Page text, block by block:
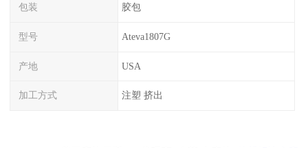
包装 胶包
型号 Ateva1807G
产地 USA
加工方式 注塑 挤出